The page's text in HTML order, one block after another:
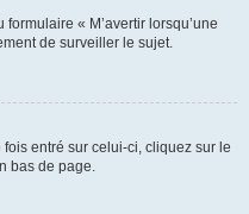
« M’avertir lorsqu’une
de surveiller le sujet.
entré sur celui-ci, cliquez sur le
bas de page.